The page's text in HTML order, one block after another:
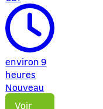
environ 9
heures
Nouveau
Voir